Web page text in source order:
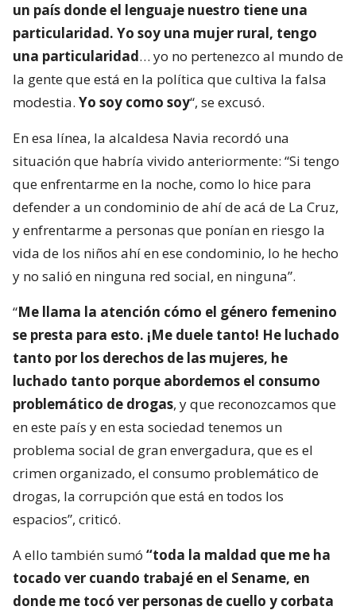
un país donde el lenguaje nuestro tiene una
particularidad. Yo soy una mujer rural, tengo
una particularidad… yo no pertenezco al mundo de
la gente que está en la política que cultiva la falsa
modestia. Yo soy como soy“, se excusó.
En esa línea, la alcaldesa Navia recordó una
situación que habría vivido anteriormente: “Si tengo
que enfrentarme en la noche, como lo hice para
defender a un condominio de ahí de acá de La Cruz,
y enfrentarme a personas que ponían en riesgo la
vida de los niños ahí en ese condominio, lo he hecho
y no salió en ninguna red social, en ninguna”.
“Me llama la atención cómo el género femenino
se presta para esto. ¡Me duele tanto! He luchado
tanto por los derechos de las mujeres, he
luchado tanto porque abordemos el consumo
problemático de drogas, y que reconozcamos que
en este país y en esta sociedad tenemos un
problema social de gran envergadura, que es el
crimen organizado, el consumo problemático de
drogas, la corrupción que está en todos los
espacios”, criticó.
A ello también sumó “toda la maldad que me ha
tocado ver cuando trabajé en el Sename, en
donde me tocó ver personas de cuello y corbata